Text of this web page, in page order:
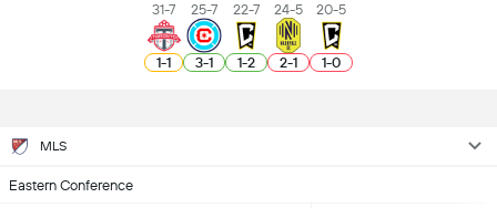
31-7
1-1
25-7
3-1
22-7
1-2
24-5
2-1
20-5
1-0
MLS
Eastern Conference